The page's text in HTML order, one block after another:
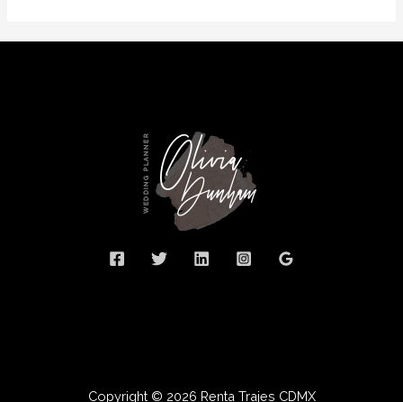
Copyright © 2026 Renta Trajes CDMX